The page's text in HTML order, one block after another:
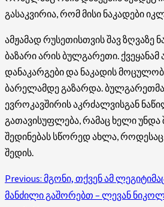
გასაკვირია, რომ მისი ნაკადები
ამჟამად რუსეთისთვის შავ
ბაზარი არის ბულგარეთი. ქვეყანამ
დანაკარგები და ნაკადის
ბარელამდე გაზარდა.
ევროკავშირის აკრძალვისგან
გათავისუფლება, რამაც ხელი უნდა
შედინებას სწორედ ახლა,
შედის.
Post
Previous: მგონი, თქვენ ამ
მანძილი გაშორებთ – ლევან